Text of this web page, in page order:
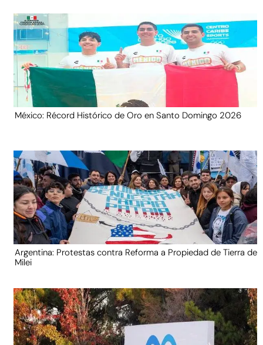
México: Récord Histórico de Oro en Santo Domingo 2026
Argentina: Protestas contra Reforma a Propiedad de Tierra de
Milei